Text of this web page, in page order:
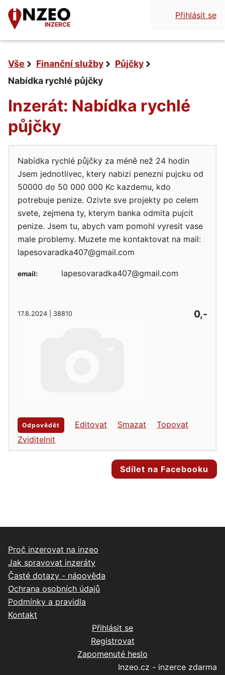
INZERCE
Přihlásit se
Vše Finanční služby
Půjčky
Nabídka rychlé půjčky
Inzerát: Nabídka rychlé
půjčky
Nabídka rychlé půjčky za méně než 24 hodin
Jsem jednotlivec, ktery nabizi penezni pujcku od
50000 do 50 000 000 Kc kazdemu, kdo
potrebuje penize. Ozivte sve projekty po celem
svete, zejmena ty, kterym banka odmita pujcit
penize. Jsem tu, abych vam pomohl vyresit vase
male problemy. Muzete me kontaktovat na mail:
lapesovaradka407@gmail.com
17.8.2024 | 38810 0,-
email: lapesovaradka407@gmail.com
Odpovědět Editovat Smazat
Topovat
Zviditelnit
Sdílet na Facebooku
Proč inzerovat na inzeo
Jak spravovat inzeráty
Časté dotazy - nápověda
Ochrana osobních údajů
Podmínky a pravidla
Kontakt
Přihlásit se
Registrovat
Zapomenuté heslo
Inzeo.cz - inzerce zdarma